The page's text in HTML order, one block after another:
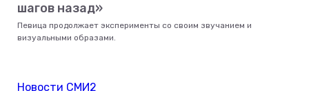
шагов назад»
Певица продолжает эксперименты со своим звучанием и
визуальными образами.
Новости СМИ2